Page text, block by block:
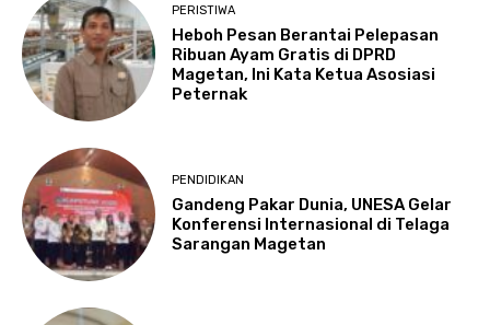
PERISTIWA
Heboh Pesan Berantai Pelepasan
Ribuan Ayam Gratis di DPRD
Magetan, Ini Kata Ketua Asosiasi
Peternak
PENDIDIKAN
Gandeng Pakar Dunia, UNESA Gelar
Konferensi Internasional di Telaga
Sarangan Magetan